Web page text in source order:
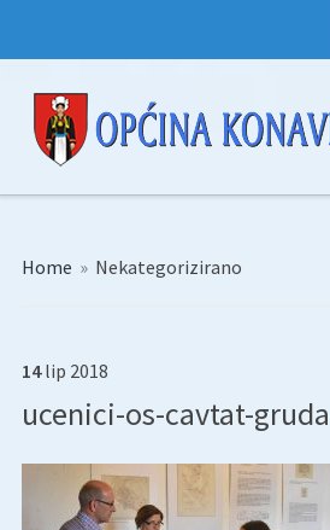
Home » Nekategorizirano
14 lip 2018
ucenici-os-cavtat-